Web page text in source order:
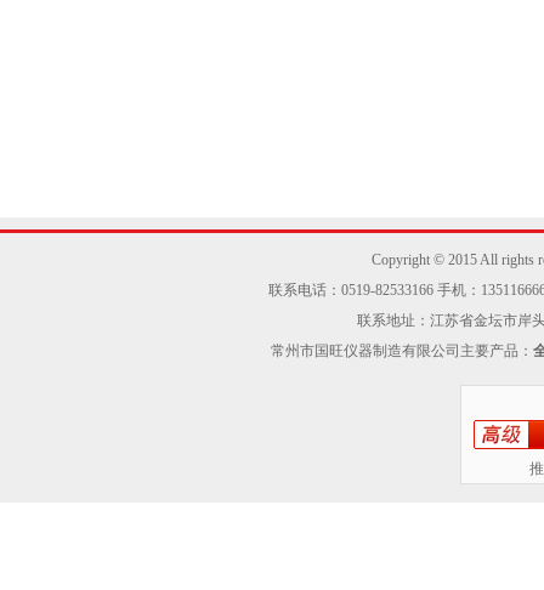
Copyright © 2015 All rights
联系电话：0519-82533166 手机：
联系地址：江苏省金坛市岸
常州市国旺仪器制造有限公司主要产品：